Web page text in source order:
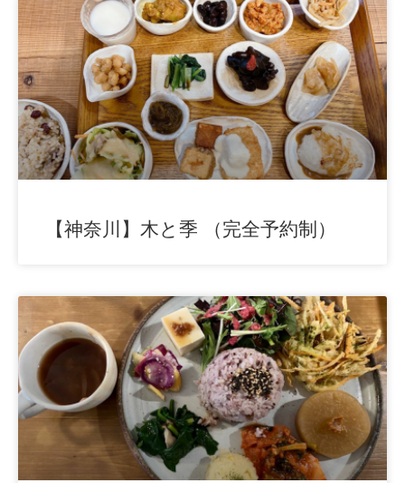
【神奈川】木と季 （完全予約制）